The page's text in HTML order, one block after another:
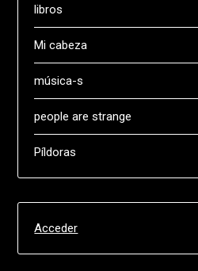
libros
Mi cabeza
música-s
people are strange
Píldoras
Acceder